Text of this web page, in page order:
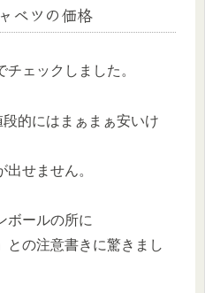
ベツの価格
ェックしました。
的にはまぁまぁ安いけ
せません。
ボールの所に
との注意書きに驚きまし